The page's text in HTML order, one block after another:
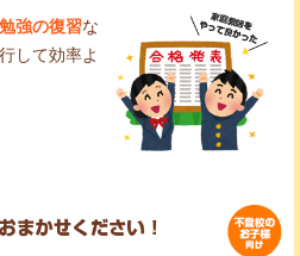
強の復習な
して効率よ